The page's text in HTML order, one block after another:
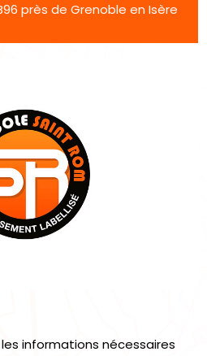
près de Grenoble en Isère
informations nécessaires